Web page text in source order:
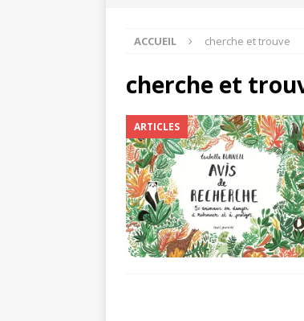
ACCUEIL cherche et trouve
cherche et
ARTICLES